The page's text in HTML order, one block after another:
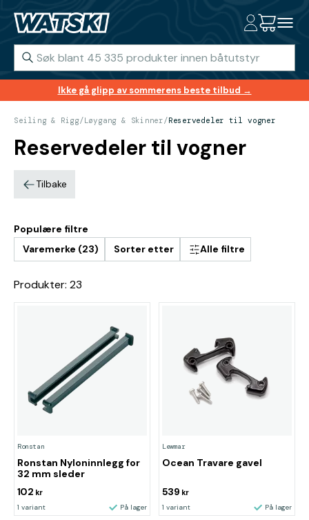
Ikke gå glipp av sommerens beste tilbud →
Seiling & Rigg/Løygang & Skinner/Reservedeler til vogner
Reservedeler til vogner
Tilbake
Populære filtre
Varemerke (23)
Sorter etter Alle filtre
Produkter: 23
Ronstan
Ronstan Nyloninnlegg for
32 mm sleder
102 kr
1 variant På lager
Lewmar
Ocean Travare gavel
539 kr
1 variant På lager